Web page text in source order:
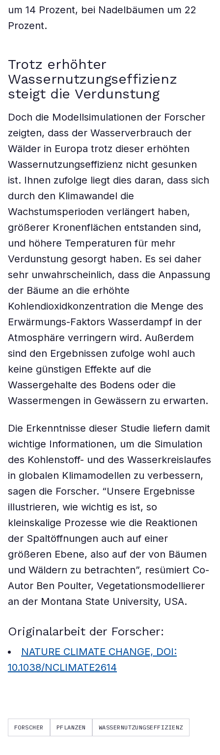
um 14 Prozent, bei Nadelbäumen um 22
Prozent.
Trotz erhöhter
Wassernutzungseffizienz
steigt die Verdunstung
Doch die Modellsimulationen der Forscher
zeigten, dass der Wasserverbrauch der
Wälder in Europa trotz dieser erhöhten
Wassernutzungseffizienz nicht gesunken
ist. Ihnen zufolge liegt dies daran, dass sich
durch den Klimawandel die
Wachstumsperioden verlängert haben,
größerer Kronenflächen entstanden sind,
und höhere Temperaturen für mehr
Verdunstung gesorgt haben. Es sei daher
sehr unwahrscheinlich, dass die Anpassung
der Bäume an die erhöhte
Kohlendioxidkonzentration die Menge des
Erwärmungs-Faktors Wasserdampf in der
Atmosphäre verringern wird. Außerdem
sind den Ergebnissen zufolge wohl auch
keine günstigen Effekte auf die
Wassergehalte des Bodens oder die
Wassermengen in Gewässern zu erwarten.
Die Erkenntnisse dieser Studie liefern damit
wichtige Informationen, um die Simulation
des Kohlenstoff- und des Wasserkreislaufes
in globalen Klimamodellen zu verbessern,
sagen die Forscher. “Unsere Ergebnisse
illustrieren, wie wichtig es ist, so
kleinskalige Prozesse wie die Reaktionen
der Spaltöffnungen auch auf einer
größeren Ebene, also auf der von Bäumen
und Wäldern zu betrachten”, resümiert Co-
Autor Ben Poulter, Vegetationsmodellierer
an der Montana State University, USA.
Originalarbeit der Forscher:
NATURE CLIMATE CHANGE, DOI:
10.1038/NCLIMATE2614
FORSCHER PFLANZEN WASSERNUTZUNGSEFFIZIENZ